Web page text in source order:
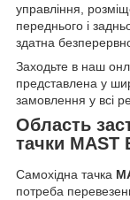
управління,
переднього і
здатна
Заходьте в наш
представлена у
замовлення у всі
Область
тачки MAST
Самохідна тачка
потреба